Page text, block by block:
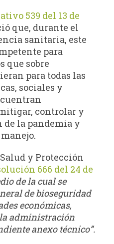
539 del 13 de
que, durante el
sanitaria, este
para
que sobre
para todas las
sociales y
controlar y
la pandemia y
y Protección
666 del 24 de
de la cual se
de bioseguridad
económicas,
la administración
anexo técnico”.